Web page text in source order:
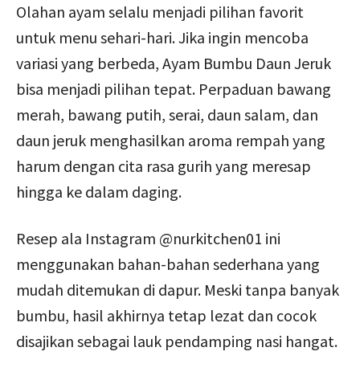
Olahan ayam selalu menjadi pilihan favorit
untuk menu sehari-hari. Jika ingin mencoba
variasi yang berbeda, Ayam Bumbu Daun Jeruk
bisa menjadi pilihan tepat. Perpaduan bawang
merah, bawang putih, serai, daun salam, dan
daun jeruk menghasilkan aroma rempah yang
harum dengan cita rasa gurih yang meresap
hingga ke dalam daging.
Resep ala Instagram @nurkitchen01 ini
menggunakan bahan-bahan sederhana yang
mudah ditemukan di dapur. Meski tanpa banyak
bumbu, hasil akhirnya tetap lezat dan cocok
disajikan sebagai lauk pendamping nasi hangat.